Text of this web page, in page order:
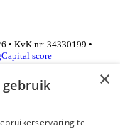
• KvK nr: 34330199 •
score
×
te